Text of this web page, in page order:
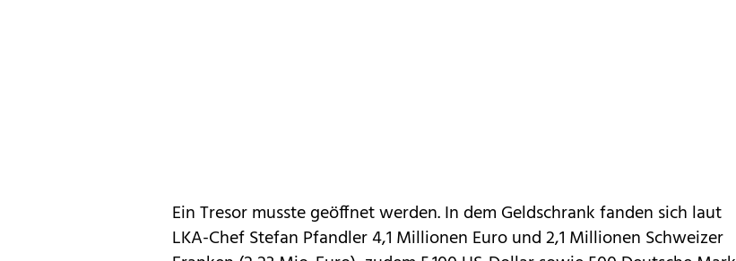
Ein Tresor musste geöffnet werden. In dem Geldschrank fanden sich laut
LKA-Chef Stefan Pfandler 4,1 Millionen Euro und 2,1 Millionen Schweizer